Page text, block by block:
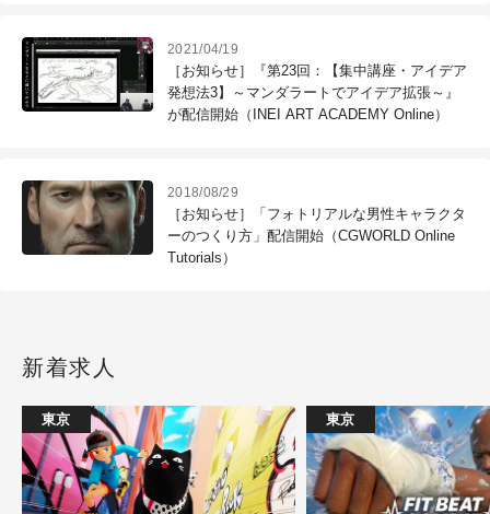
2021/04/19
［お知らせ］『第23回：【集中講座・アイデア
発想法3】～マンダラートでアイデア拡張～』
が配信開始（INEI ART ACADEMY Online）
2018/08/29
［お知らせ］「フォトリアルな男性キャラクタ
ーのつくり方」配信開始（CGWORLD Online
Tutorials）
新着求人
東京 東京